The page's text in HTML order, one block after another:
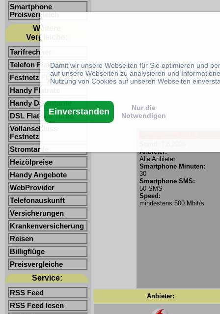
Smartphone
Preisvergleich
Weitere
Vergleiche:
Tarifrechner
Telefon Flatrate
Festnetz Flatrate
Handy Flatrate
Handy Datentarife
DSL Flatrate Tarife
Vollanschluss
Festnetz
Stromtarife
Heizölpreise
Handy Angebote
WebProvider
Telefonauskunft
Versicherungen
Krankenversicherung
Reisen
Billigflüge
Preisvergleiche
Service:
RSS Feed
RSS Feed lesen
Anbieter:
Alle Anbieter
Smartphone Minuten:
30
Smartphone SMS:
50 SMS
Speed:
mindestens 500 Mbit/s
Anbieter:
Damit wir unsere Webseiten für Sie optimieren und
auf unsere Webseiten zu analysieren und
Nutzung von Cookies auf unseren Webseiten
Einverstanden
Nur die
Notwendigen